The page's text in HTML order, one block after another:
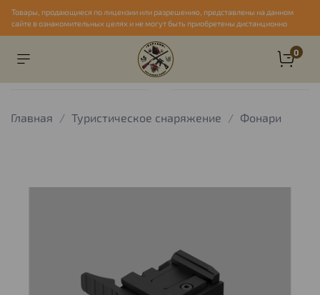
Товары, продающиеся по лицензии или разрешению, представлены на данном
сайте в ознакомительных целях и не могут быть приобретены дистанционно
0
Главная Туристическое снаряжение Фонари